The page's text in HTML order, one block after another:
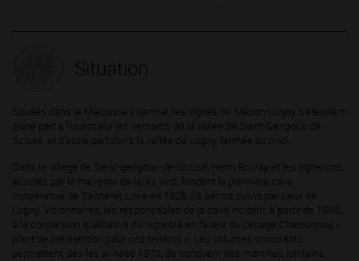
Situation
Situées dans le Mâconnais central, les vignes de Mâcon-Lugny s’étendent
d’une part à l’ouest sur les versants de la vallée de Saint-Gengoux-de-
Scissé, et d’autre part dans la vallée de Lugny, fermée au midi.
Dans le village de Saint-gengoux-de-Scissé, Henri Boulay et les vignerons,
acculés par la mévente de leurs vins, fondent la première cave
coopérative de Saône-et-Loire en 1926. Ils seront suivis par ceux de
Lugny. Visionnaires, les responsables de la cave incitent, à partir de 1950,
à la conversion qualitative du vignoble en faveur du cépage Chardonnay, «
plant de prédilection pour ces terrains ». Les volumes croissants
permettent, dès les années 1970, de conquérir des marchés lointains.